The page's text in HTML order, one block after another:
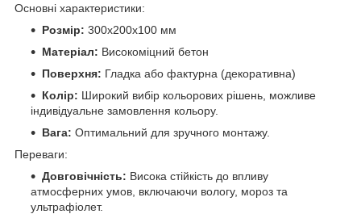
Основні характеристики:
Розмір: 300х200х100 мм
Матеріал: Високоміцний бетон
Поверхня: Гладка або фактурна (декоративна)
Колір: Широкий вибір кольорових рішень, можливе
індивідуальне замовлення кольору.
Вага: Оптимальний для зручного монтажу.
Переваги:
Довговічність: Висока стійкість до впливу
атмосферних умов, включаючи вологу, мороз та
ультрафіолет.